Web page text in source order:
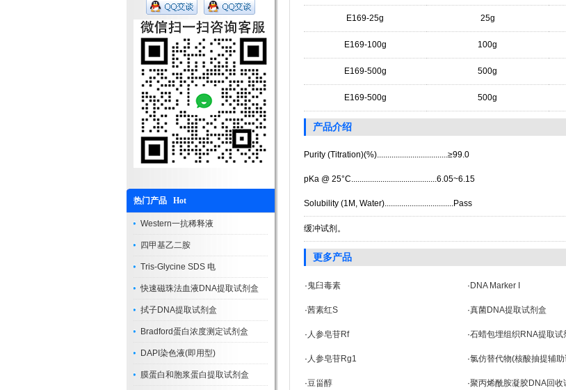
热门产品 Hot
Western一抗稀释液
四甲基乙二胺
Tris-Glycine SDS 电
快速磁珠法血液DNA提取试剂盒
拭子DNA提取试剂盒
Bradford蛋白浓度测定试剂盒
DAPI染色液(即用型)
膜蛋白和胞浆蛋白提取试剂盒
E169-25g 25g
E169-100g 100g
E169-500g 500g
E169-500g 500g
产品介绍
Purity (Titration)(%)..................................≥99.0
pKa @ 25°C.........................................6.05~6.15
Solubility (1M, Water).................................Pass
缓冲试剂。
更多产品
· 鬼臼毒素
·茜素红S
· 人参皂苷Rf
· 人参皂苷Rg1
·豆甾醇
· DNA Marker I
·真菌DNA提取试剂盒
·石蜡包埋组织RNA提取试
·氯仿替代物(核酸抽提辅助
·聚丙烯酰胺凝胶DNA回收